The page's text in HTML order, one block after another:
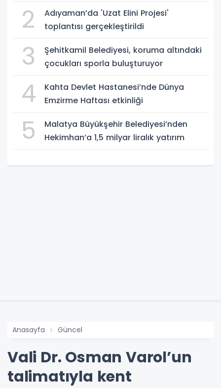
2
Adıyaman’da 'Uzat Elini Projesi'
toplantısı gerçekleştirildi
3
Şehitkamil Belediyesi, koruma altındaki
çocukları sporla buluşturuyor
4
Kahta Devlet Hastanesi’nde Dünya
Emzirme Haftası etkinliği
5
Malatya Büyükşehir Belediyesi’nden
Hekimhan’a 1,5 milyar liralık yatırım
Anasayfa Güncel
Vali Dr. Osman Varol’un
talimatıyla kent